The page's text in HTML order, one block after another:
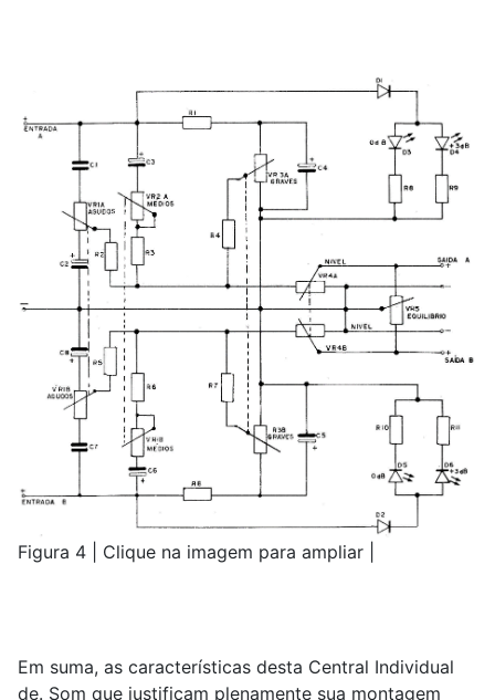
Figura 4 | Clique na imagem para ampliar |
Em suma, as características desta Central Individual
de. Som que justificam plenamente sua montagem